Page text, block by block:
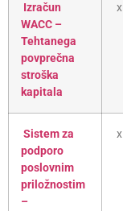
Izračun
WACC –
Tehtanega
povprečna
stroška
kapitala
x
Sistem za
podporo
poslovnim
priložnostim
–
x